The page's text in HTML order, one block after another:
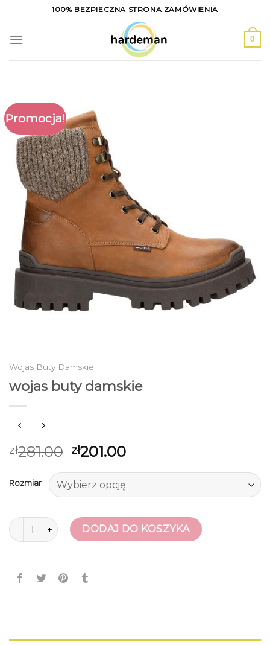
content
100% BEZPIECZNA STRONA ZAMÓWIENIA
0
Promocja!
Wojas Buty Damskie
wojas buty damskie
zł281.00 zł201.00
Rozmiar
ilość wojas buty damskieDODAJ DO KOSZYKA